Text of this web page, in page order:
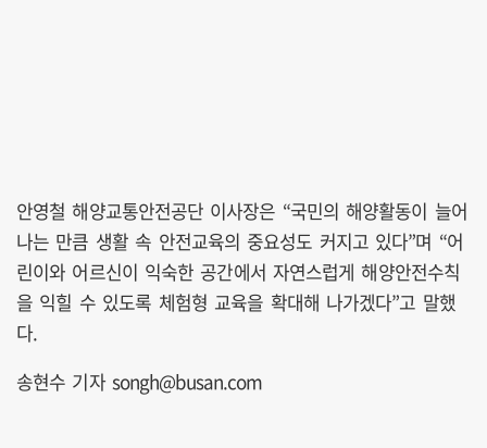
안영철 해양교통안전공단 이사장은 “국민의 해양활동이 늘어
나는 만큼 생활 속 안전교육의 중요성도 커지고 있다”며 “어
린이와 어르신이 익숙한 공간에서 자연스럽게 해양안전수칙
을 익힐 수 있도록 체험형 교육을 확대해 나가겠다”고 말했
다.
송현수 기자 songh@busan.com